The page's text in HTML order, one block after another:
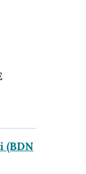
(BDN